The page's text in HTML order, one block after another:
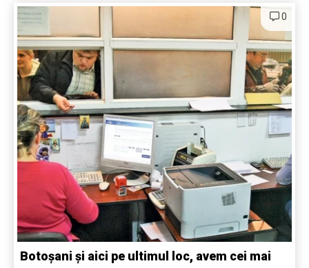
0
Botoșani și aici pe ultimul loc, avem cei mai